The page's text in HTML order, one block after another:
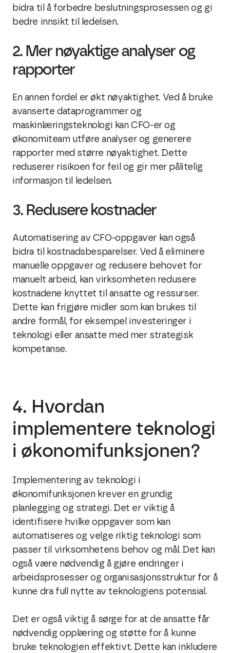
bidra til å forbedre beslutningsprosessen og gi
bedre innsikt til ledelsen.
2. Mer nøyaktige analyser og
rapporter
En annen fordel er økt nøyaktighet. Ved å bruke
avanserte dataprogrammer og
maskinlæringsteknologi kan CFO-er og
økonomiteam utføre analyser og generere
rapporter med større nøyaktighet. Dette
reduserer risikoen for feil og gir mer pålitelig
informasjon til ledelsen.
3. Redusere kostnader
Automatisering av CFO-oppgaver kan også
bidra til kostnadsbesparelser. Ved å eliminere
manuelle oppgaver og redusere behovet for
manuelt arbeid, kan virksomheten redusere
kostnadene knyttet til ansatte og ressurser.
Dette kan frigjøre midler som kan brukes til
andre formål, for eksempel investeringer i
teknologi eller ansatte med mer strategisk
kompetanse.
4. Hvordan
implementere teknologi
i økonomifunksjonen?
Implementering av teknologi i
økonomifunksjonen krever en grundig
planlegging og strategi. Det er viktig å
identifisere hvilke oppgaver som kan
automatiseres og velge riktig teknologi som
passer til virksomhetens behov og mål. Det kan
også være nødvendig å gjøre endringer i
arbeidsprosesser og organisasjonsstruktur for å
kunne dra full nytte av teknologiens potensial.
Det er også viktig å sørge for at de ansatte får
nødvendig opplæring og støtte for å kunne
bruke teknologien effektivt. Dette kan inkludere